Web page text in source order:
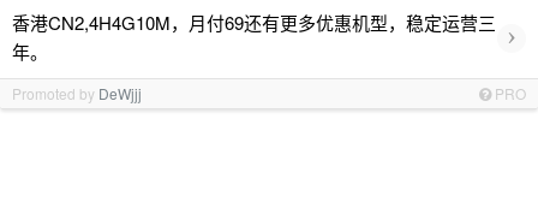
香港CN2,4H4G10M，月付69还有更多优惠机型，稳定运营三
年。
›
Promoted by DeWjjj PRO